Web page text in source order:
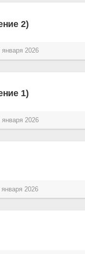
2)
января 2026
1)
января 2026
января 2026